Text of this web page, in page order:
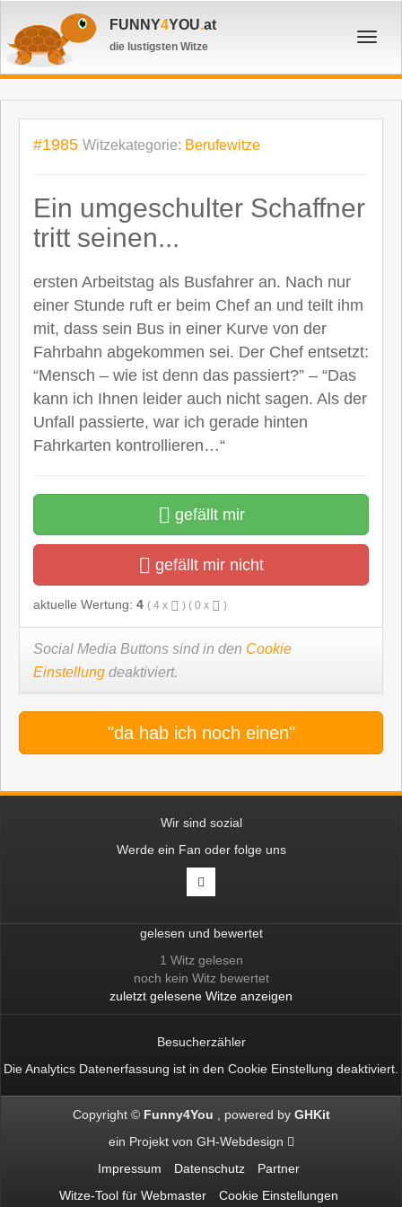
FUNNY4YOU.at
die lustigsten Witze
#1985 Witzekategorie: Berufewitze
Ein umgeschulter Schaffner
tritt seinen...
ersten Arbeitstag als Busfahrer an. Nach nur
einer Stunde ruft er beim Chef an und teilt ihm
mit, dass sein Bus in einer Kurve von der
Fahrbahn abgekommen sei. Der Chef entsetzt:
“Mensch – wie ist denn das passiert?” – “Das
kann ich Ihnen leider auch nicht sagen. Als der
Unfall passierte, war ich gerade hinten
Fahrkarten kontrollieren…“
gefällt mir
gefällt mir nicht
aktuelle Wertung: 4 ( 4 x ) ( 0 x )
Social Media Buttons sind in den Cookie
Einstellung deaktiviert.
"da hab ich noch einen"
Wir sind sozial
Werde ein Fan oder folge uns
gelesen und bewertet
1 Witz gelesen
noch kein Witz bewertet
zuletzt gelesene Witze anzeigen
Besucherzähler
Die Analytics Datenerfassung ist in den Cookie Einstellung deaktiviert.
Copyright © Funny4You powered by GHKit
ein Projekt von GH-Webdesign
Impressum
Datenschutz
Partner
Witze-Tool für Webmaster
Cookie Einstellungen